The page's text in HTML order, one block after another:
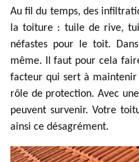
Au fil du temps, des
la toiture : tuile de rive,
néfastes pour le toit.
même. Il faut pour cela
facteur qui sert à
rôle de protection. Avec
peuvent survenir. Votre
ainsi ce désagrément.